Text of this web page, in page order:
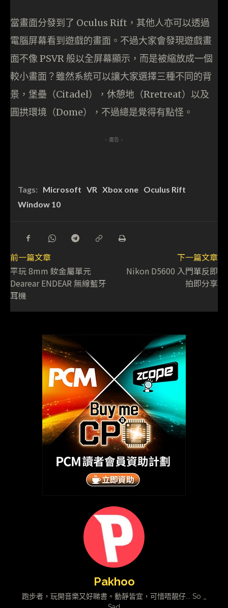
當畫面分發到了 Oculus Rift，其他人亦可以透過
電腦屏幕看到遊戲的畫面。不過大家會發現遊戲畫
面不像 PSVR 般以全屏幕顯示，而是被縮放成一個
較小畫面？雖然系統可以讓大家選擇三種不同的背
景，堡壘（Citadel），休憩地（Rretreat）以及
圓拱環境（Dome），不過總是覺得有點怪。
- 廣告 -
Tags: Microsoft VR Xbox one Oculus Rift
Window 10
前一篇文章
平玩 8mm 釹金屬單元
Dearear ENDEAR 無線藍牙
耳機
下一篇文章
Nikon D5600 入門單反即
拍即分享
Pakhoo
跑步者，玩開音樂又好睇書。動靜皆宜，可惜唔靚仔... So _